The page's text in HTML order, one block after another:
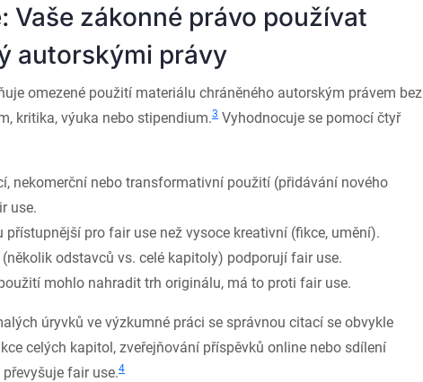
Vaše zákonné právo používat
autorskými právy
omezené použití materiálu chráněného autorským právem bez
kritika, výuka nebo stipendium.3 Vyhodnocuje se pomocí čtyř
nekomerční nebo transformativní použití (přidávání nového
use.
přístupnější pro fair use než vysoce kreativní (fikce, umění).
odstavců vs. celé kapitoly) podporují fair use.
mohlo nahradit trh originálu, má to proti fair use.
úryvků ve výzkumné práci se správnou citací se obvykle
celých kapitol, zveřejňování příspěvků online nebo sdílení
fair use.4